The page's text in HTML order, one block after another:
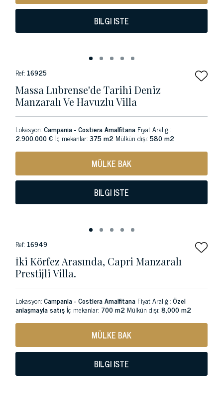
BILGI ISTE
Ref: 16925
Massa Lubrense'de Tarihi Deniz
Manzaralı Ve Havuzlu Villa
Lokasyon:Campania - Costiera Amalfitana Fiyat Aralığı:
2.900.000 € İç mekanlar:375 m2 Mülkün dışı:580 m2
MÜLKE BAK
BILGI ISTE
Ref: 16949
İki Körfez Arasında, Capri Manzaralı
Prestijli Villa.
Lokasyon:Campania - Costiera Amalfitana Fiyat Aralığı:Özel
anlaşmayla satış İç mekanlar: 700 m2 Mülkün dışı:8,000 m2
MÜLKE BAK
BILGI ISTE